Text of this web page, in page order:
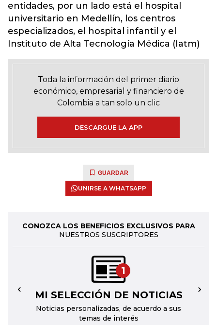
entidades, por un lado está el hospital
universitario en Medellín, los centros
especializados, el hospital infantil y el
Instituto de Alta Tecnología Médica (Iatm)
Toda la información del primer diario
económico, empresarial y financiero de
Colombia a tan solo un clic
DESCARGUE LA APP
GUARDAR
UNIRSE A WHATSAPP
CONOZCA LOS BENEFICIOS EXCLUSIVOS PARA
NUESTROS SUSCRIPTORES
1
MI SELECCIÓN DE NOTICIAS
Noticias personalizadas, de acuerdo a sus
temas de interés
← →